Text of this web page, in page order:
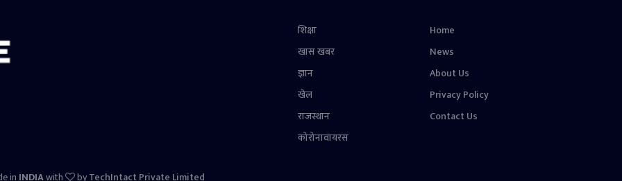
शिक्षा
खास खबर
ज्ञान
खेल
राजस्थान
कोरोनावायरस
Home
News
About Us
Privacy Policy
Contact Us
in INDIAwith byTechIntact Private Limited